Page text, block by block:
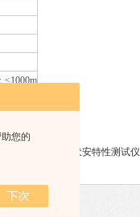
您的
SUTEA互感器伏安特性测试仪